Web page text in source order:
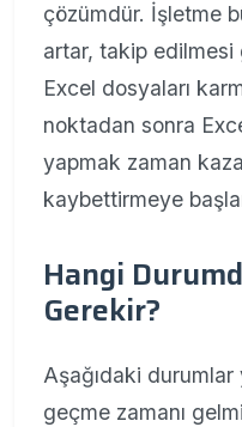
çözümdür. İşletme
artar, takip edilmesi
Excel dosyaları
noktadan sonra
yapmak zaman
kaybettirmeye
Hangi
Gerekir?
Aşağıdaki durumlar
geçme zamanı